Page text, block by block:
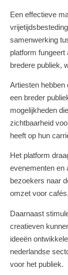
Een effectieve
samenwerking
platform
bredere publiek,
Artiesten hebben
een breder
mogelijkheden
zichtbaarheid
heeft op hun
Het platform
evenementen en
bezoekers naar
omzet voor
Daarnaast
creatieven
ideeën
nederlandse
voor het publiek.